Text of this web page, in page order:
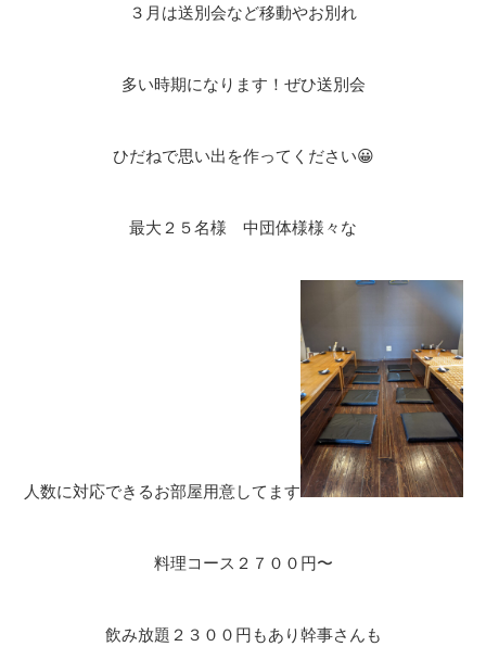
３月は送別会など移動やお別れ
多い時期になります！ぜひ送別会
ひだねで思い出を作ってください😀
最大２５名様 中団体様様々な
人数に対応できるお部屋用意してます
料理コース２７００円〜
飲み放題２３００円もあり幹事さんも